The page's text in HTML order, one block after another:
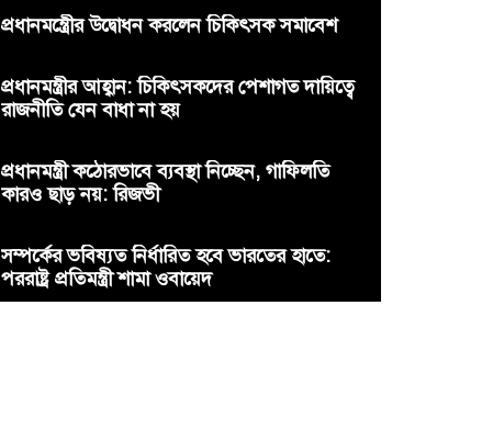
প্রধানমন্ত্রীের উদ্বোধন করলেন চিকিৎসক সমাবেশ
প্রধানমন্ত্রীর আহ্বান: চিকিৎসকদের পেশাগত দায়িত্বে
রাজনীতি যেন বাধা না হয়
প্রধানমন্ত্রী কঠোরভাবে ব্যবস্থা নিচ্ছেন, গাফিলতি
কারও ছাড় নয়: রিজভী
সম্পর্কের ভবিষ্যত নির্ধারিত হবে ভারতের হাতে:
পররাষ্ট্র প্রতিমন্ত্রী শামা ওবায়েদ